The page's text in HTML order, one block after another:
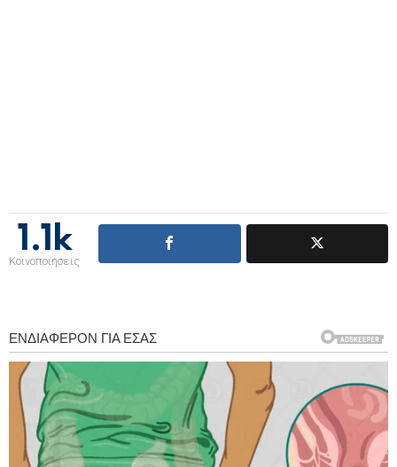
1.1k
Κοινοποιήσεις